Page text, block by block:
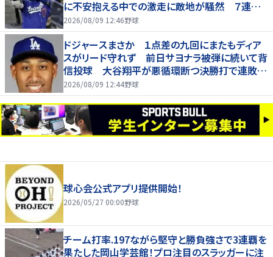
に不安抱える中での激走に敵地が騒然 ７連敗
脱出
2026/08/09 12:46野球
ドジャースまさか １点差の九回にまたもディア
スがリード守れず 前日サヨナラ被弾に続いて背
信投球 大谷翔平が悪循環断つ決勝打で連敗は
７でストップ
2026/08/09 12:44野球
球心会公式アプリ提供開始！
2026/05/27 00:00野球
チーム打率.197ながら堅守と勝負強さで3連覇を
果たした岡山学芸館！プロ注目のスラッガーに注